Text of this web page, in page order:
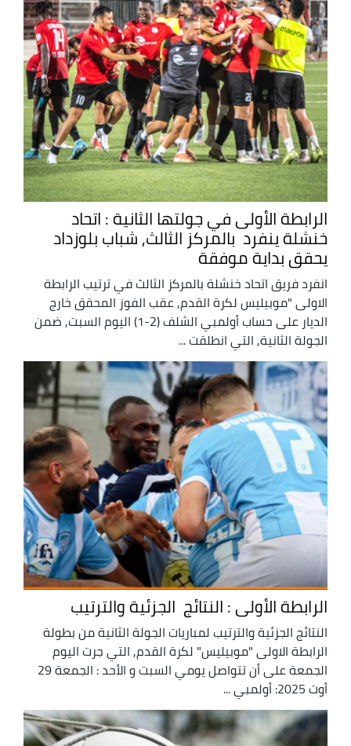
الرابطة الأولى في جولتها الثانية : اتحاد
خنشلة ينفرد بالمركز الثالث, شباب بلوزداد
يحقق بداية موفقة
انفرد فريق اتحاد خنشلة بالمركز الثالث في ترتيب الرابطة
الاولى "موبيليس لكرة القدم, عقب الفوز المحقق خارج
الديار على حساب أولمبي الشلف (2-1) اليوم السبت, ضمن
الجولة الثانية, التي انطلقت ...
الرابطة الأولى : النتائج الجزئية والترتيب
النتائج الجزئية والترتيب لمباريات الجولة الثانية من بطولة
الرابطة الاولى "موبيليس" لكرة القدم, التي جرت اليوم
الجمعة على أن تتواصل يومي السبت و الأحد : الجمعة 29
أوت 2025: أولمبي ...